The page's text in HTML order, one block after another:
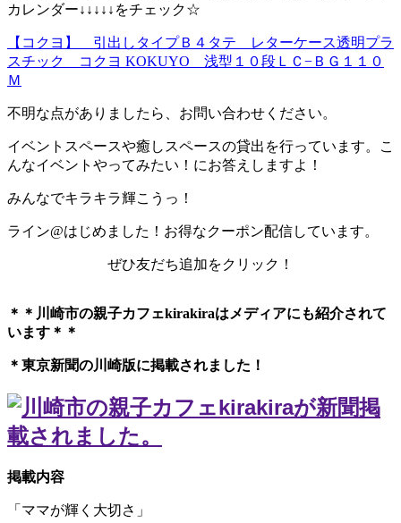
カレンダー↓↓↓↓↓をチェック☆
【コクヨ】 引出しタイプＢ４タテ レターケース透明プラ
スチック コクヨ KOKUYO 浅型１０段ＬＣ−ＢＧ１１０
Ｍ
不明な点がありましたら、お問い合わせください。
イベントスペースや癒しスペースの貸出を行っています。こ
んなイベントやってみたい！にお答えしますよ！
みんなでキラキラ輝こうっ！
ライン@はじめました！お得なクーポン配信しています。
ぜひ友だち追加をクリック！
＊＊川崎市の親子カフェkirakiraは メディアにも紹介されて
います＊＊
＊東京新聞の川崎版に掲載されました！
掲載内容
「ママが輝く大切さ」